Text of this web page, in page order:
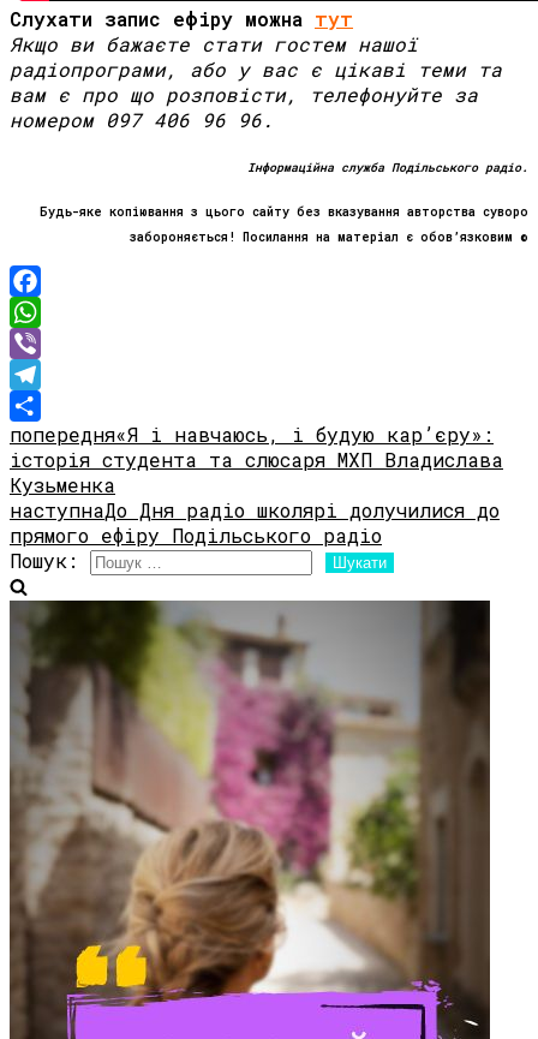
Слухати запис ефіру можна тут
Якщо ви бажаєте стати гостем нашої
радіопрограми, або у вас є цікаві теми та
вам є про що розповісти, телефонуйте за
номером 097 406 96 96.
Інформаційна служба Подільського радіо.
Будь-яке копіювання з цього сайту без вказування авторства суворо
забороняється! Посилання на матеріал є обов’язковим ©
Facebook
WhatsApp
Viber
Telegram
Share
попередня«Я і навчаюсь, і будую кар’єру»:
історія студента та слюсаря МХП Владислава
Кузьменка
наступнаДо Дня радіо школярі долучилися до
прямого ефіру Подільського радіо
Пошук: